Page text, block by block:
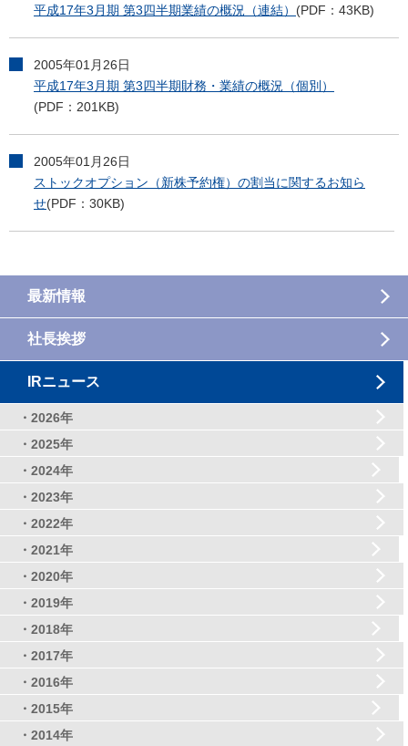
平成17年3月期 第3四半期業績の概況（連結） (PDF：43KB)
2005年01月26日
平成17年3月期 第3四半期財務・業績の概況（個別）
(PDF：201KB)
2005年01月26日
ストックオプション（新株予約権）の割当に関するお知ら
せ(PDF：30KB)
最新情報
社長挨拶
IRニュース
・2026年
・2025年
・2024年
・2023年
・2022年
・2021年
・2020年
・2019年
・2018年
・2017年
・2016年
・2015年
・2014年